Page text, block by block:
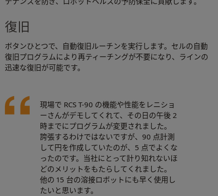
復旧
ボタンひとつで、自動復旧ルーチンを実行します。セルの自動
復旧プログラムにより再ティーチングが不要になり、ラインの
迅速な復旧が可能です。
現場で RCS T-90 の機能や性能をレニショ
ーさんがデモしてくれて、その日の午後 2
時までにプログラムが変更されました。
誇張するわけではないですが、90 点計測
して円を作成していたのが、5 点でよくな
ったのです。当社にとって計り知れないほ
どのメリットをもたらしてくれました。
他の 15 台の溶接ロボットにも早く使用し
たいと思います。